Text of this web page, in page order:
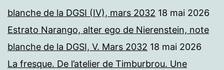
blanche de la DGSI (IV), mars 2032 18 mai 2026
Estrato Narango, alter ego de Nierenstein, note
blanche de la DGSI, V. Mars 2032 18 mai 2026
La fresque. De l’atelier de Timburbrou. Une